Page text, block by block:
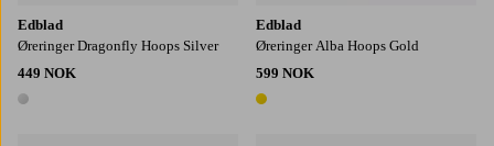
Edblad
Øreringer Dragonfly Hoops Silver
449 NOK
1 farge
Edblad
Øreringer Alba Hoops Gold
599 NOK
1 farge